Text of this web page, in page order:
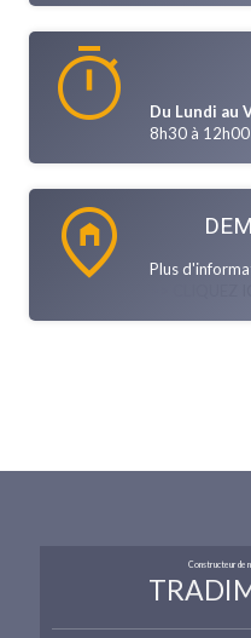
timer
Du Lundi au
8h30 à
home_pin
Plus
Constructeur de